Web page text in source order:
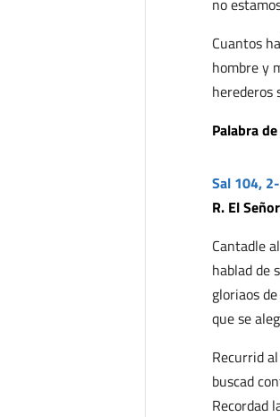
no
Cuantos
hombre y
herederos
Palabra
Sal 104,
R. El
Cantadle
hablad de
gloriaos
que se
Recurrid
buscad
Recordad